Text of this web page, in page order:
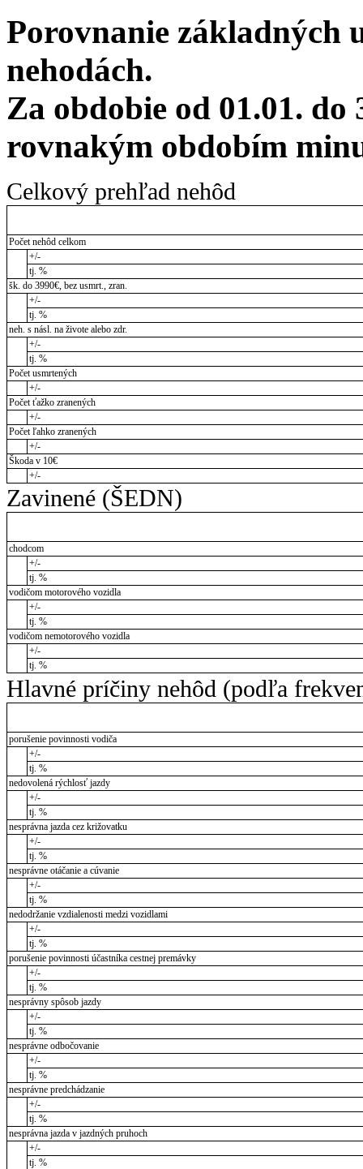
Porovnanie základných
nehodách.
Za obdobie od 01.01. do
rovnakým obdobím
Celkový prehľad nehôd
Počet nehôd celkom
+/-
tj. %
šk. do 3990€, bez usmrt., zran.
+/-
tj. %
neh. s násl. na živote alebo zdr.
+/-
tj. %
Počet usmrtených
+/-
Počet ťažko zranených
+/-
Počet ľahko zranených
+/-
Škoda v 10€
+/-
Zavinené (ŠEDN)
chodcom
+/-
tj. %
vodičom motorového vozidla
+/-
tj. %
vodičom nemotorového vozidla
+/-
tj. %
Hlavné príčiny nehôd (podľa
porušenie povinnosti vodiča
+/-
tj. %
nedovolená rýchlosť jazdy
+/-
tj. %
nesprávna jazda cez križovatku
+/-
tj. %
nesprávne otáčanie a cúvanie
+/-
tj. %
nedodržanie vzdialenosti medzi vozidlami
+/-
tj. %
porušenie povinnosti účastníka cestnej premávky
+/-
tj. %
nesprávny spôsob jazdy
+/-
tj. %
nesprávne odbočovanie
+/-
tj. %
nesprávne predchádzanie
+/-
tj. %
nesprávna jazda v jazdných pruhoch
+/-
tj. %